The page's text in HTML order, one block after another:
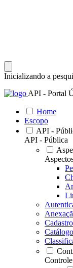
Inicializando a
API - Portal
Home
Escopo
API -
API - Pública